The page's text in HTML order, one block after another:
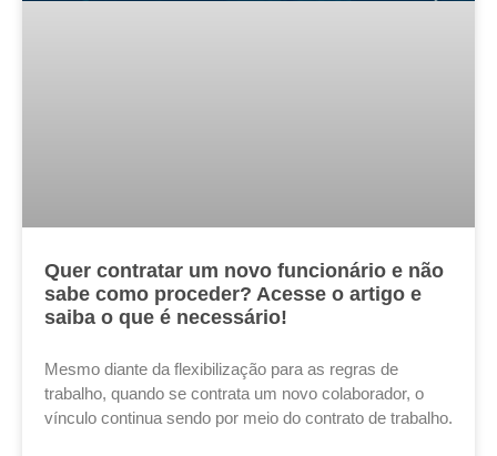
Quer contratar um novo funcionário e não
sabe como proceder? Acesse o artigo e
saiba o que é necessário!
Mesmo diante da flexibilização para as regras de
trabalho, quando se contrata um novo colaborador, o
vínculo continua sendo por meio do contrato de trabalho.